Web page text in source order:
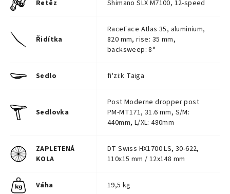
Řetěz Shimano SLX M7100, 12-speed
Řidítka
RaceFace Atlas 35, aluminium,
820 mm, rise: 35 mm,
backsweep: 8°
Sedlo fi'zi:k Taiga
Sedlovka
Post Moderne dropper post
PM-MT171, 31.6 mm, S/M:
440mm, L/XL: 480mm
ZAPLETENÁ
KOLA
DT Swiss HX1700 LS, 30-622,
110x15 mm / 12x148 mm
Váha 19,5 kg